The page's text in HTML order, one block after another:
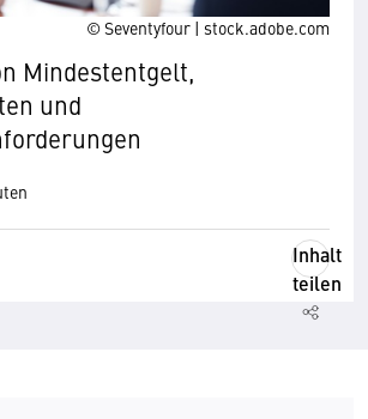
© Seventyfour | stock.adobe.com
Mindestentgelt,
und
Inhalt
teilen